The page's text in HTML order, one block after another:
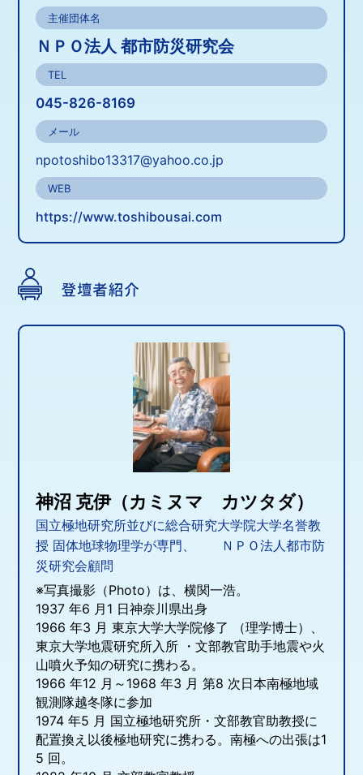
主催団体名
ＮＰＯ法人 都市防災研究会
TEL
045-826-8169
メール
npotoshibo13317@yahoo.co.jp
WEB
https://www.toshibousai.com
神沼 克伊（カミヌマ カツタダ）
国立極地研究所並びに総合研究大学院大学名誉教
授 固体地球物理学が専門、 ＮＰＯ法人都市防
災研究会顧問
※写真撮影（Photo）は、横関一浩。
1937 年6 月1 日神奈川県出身
1966 年3 月 東京大学大学院修了 （理学博士）、
東京大学地震研究所入所 ・文部教官助手地震や火
山噴火予知の研究に携わる。
1966 年12 月～1968 年3 月 第8 次日本南極地域
観測隊越冬隊に参加
1974 年5 月 国立極地研究所・文部教官助教授に
配置換え以後極地研究に携わる。南極への出張は1
5 回。